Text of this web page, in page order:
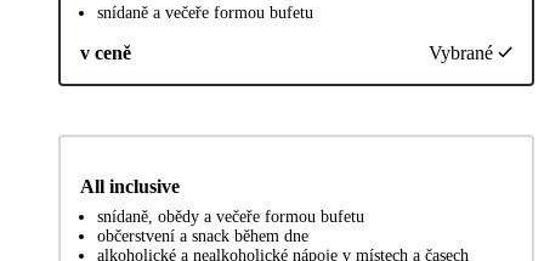
snídaně a večeře formou bufetu
v ceně Vybrané
All inclusive
snídaně, obědy a večeře formou bufetu
občerstvení a snack během dne
alkoholické a nealkoholické nápoje v místech a časech